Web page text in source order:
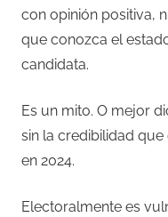
con opinión positiva,
que conozca el
candidata.
Es un mito. O mejor
sin la credibilidad
en 2024.
Electoralmente es